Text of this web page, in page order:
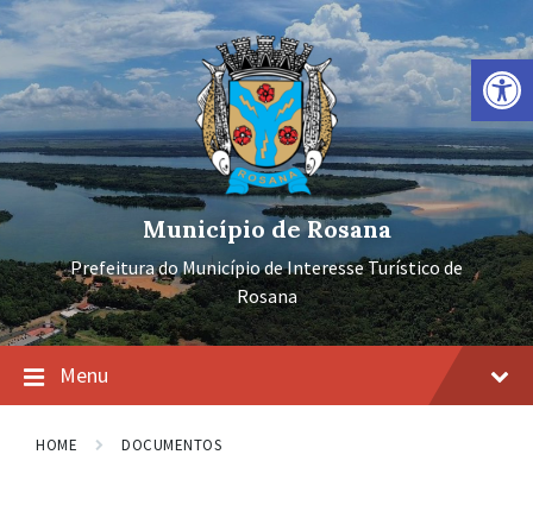
Barra de Ferramentas Aberta
Ir
para
conteúdo
Pular
para
navegação
principal
Pular
para
rodapé
Município de Rosana
Prefeitura do Município de Interesse Turístico de
Rosana
Menu
HOME DOCUMENTOS